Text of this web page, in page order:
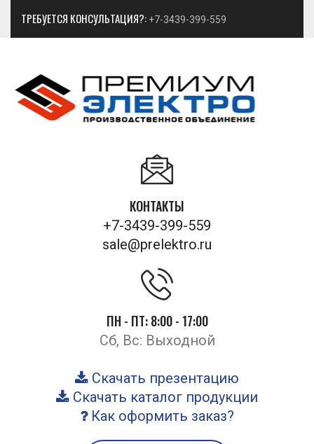
ТРЕБУЕТСЯ КОНСУЛЬТАЦИЯ?: +7-3439-399-559
КОНТАКТЫ
+7-3439-399-559
sale@prelektro.ru
ПН - ПТ: 8:00 - 17:00
Сб, Вс: Выходной
Скачать презентацию
Скачать каталог продукции
Как оформить заказ?